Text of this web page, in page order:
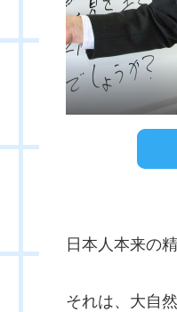
日本人本来の
それは、大自